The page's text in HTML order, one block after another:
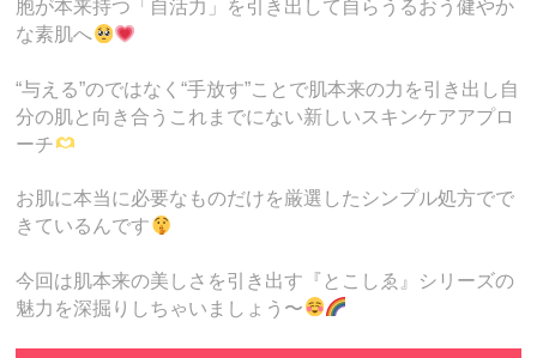
胞が本来持つ「自活力」を引き出して自らうるおう健やか
な素肌へ
“与える”のではなく“手放す”ことで肌本来の力を引き出し自
分の肌と向き合うこれまでにない新しいスキンケアアプロ
ーチ
お肌に本当に必要なものだけを厳選したシンプル処方でで
きているんです
今回は肌本来の美しさを引き出す『とこしゑ』シリーズの
魅力を深掘りしちゃいましょう〜